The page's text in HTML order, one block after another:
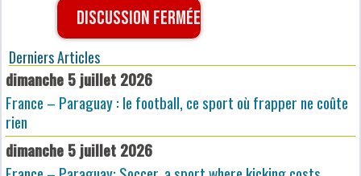
Discussion fermée
Derniers Articles
dimanche 5 juillet 2026
France – Paraguay : le football, ce sport où frapper ne coûte
rien
dimanche 5 juillet 2026